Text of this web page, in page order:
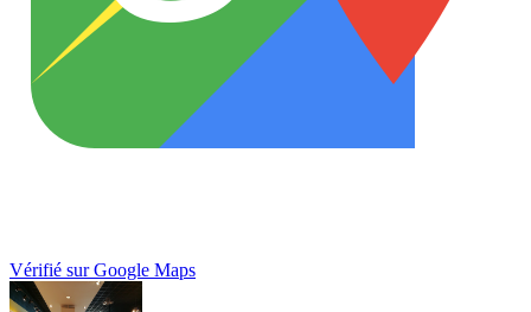
Vérifié sur Google Maps